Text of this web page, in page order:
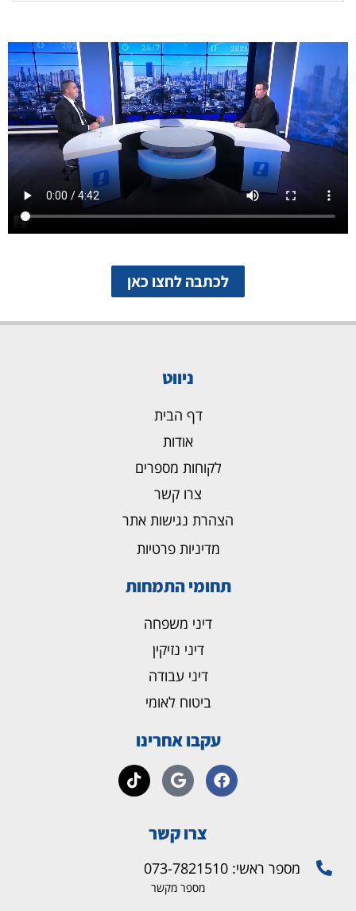
לכתבה לחצו כאן
ניווט
דף הבית
אודות
לקוחות מספרים
צרו קשר
הצהרת נגישות אתר
מדיניות פרטיות
תחומי התמחות
דיני משפחה
דיני נזיקין
דיני עבודה
ביטוח לאומי
עקבו אחרינו
צרו קשר
מספר ראשי: 073-7821510
מספר מקשר